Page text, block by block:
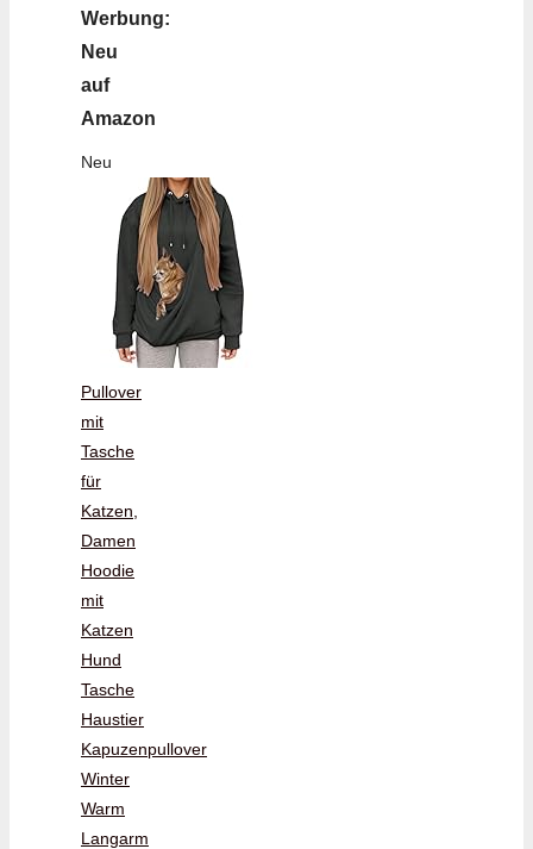
Werbung:
Neu
auf
Amazon
Neu
Pullover
mit
Tasche
für
Katzen,
Damen
Hoodie
mit
Katzen
Hund
Tasche
Haustier
Kapuzenpullover
Winter
Warm
Langarm